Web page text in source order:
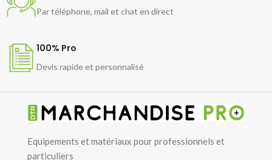
Par téléphone, mail et chat en direct
100% Pro
Devis rapide et personnalisé
Equipements et matériaux pour professionnels et
particuliers